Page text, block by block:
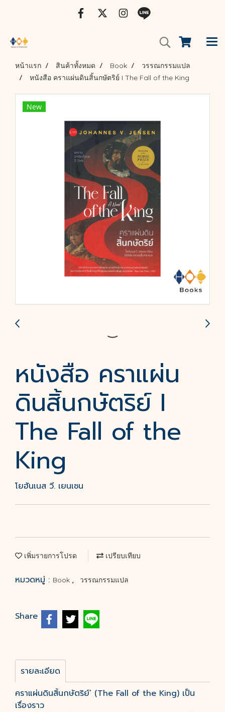
หน้าแรก สินค้าทั้งหมด Book
วรรณกรรมแปล
หนังสือ คราแผ่นดินสิ้นกษัตริย์ I The Fall of the King
New
หนังสือ คราแผ่น
ดินสิ้นกษัตริย์ I
The Fall of the
King
โยฮันเนส วี. เยนเซน
เพิ่มรายการโปรด เปรียบเทียบ
หมวดหมู่ : Book , วรรณกรรมแปล
Share
รายละเอียด
คราแผ่นดินสิ้นกษัตริย์’ (The Fall of the King) เป็น
เรื่องราว